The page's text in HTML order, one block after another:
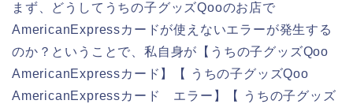
まず、どうしてうちの子グッズQooのお店で
AmericanExpressカードが使えないエラーが発生する
のか？ということで、私自身が【うちの子グッズQoo
AmericanExpressカード】【 うちの子グッズQoo
AmericanExpressカード エラー】【 うちの子グッズ